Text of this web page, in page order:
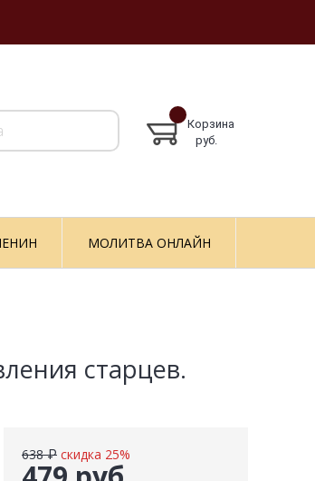
Корзина
руб.
МОЛИТВА ОНЛАЙН
старцев.
638 ₽ скидка 25%